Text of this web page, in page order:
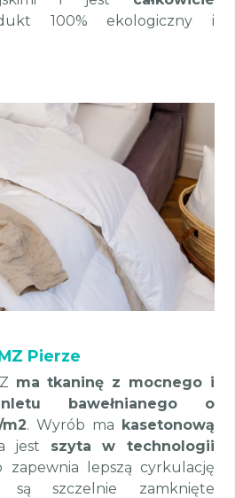
100% ekologiczny i
Pierze
ma tkaninę z mocnego i
bawełnianego o
. Wyrób ma kasetonową
jest szyta w technologii
zapewnia lepszą cyrkulację
są szczelnie zamknięte